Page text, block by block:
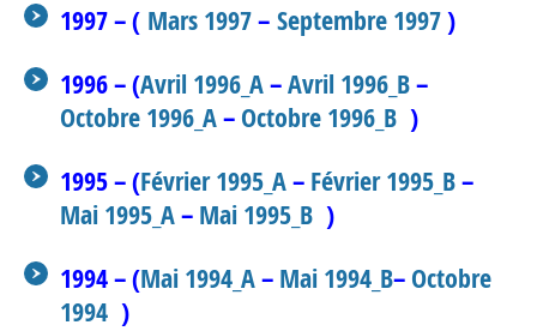
1997 – ( Mars 1997– Septembre 1997)
1996 – (Avril 1996_A–Avril 1996_B–
Octobre 1996_A– Octobre 1996_B )
1995 – (Février 1995_A– Février 1995_B–
Mai 1995_A– Mai 1995_B )
1994 – (Mai 1994_A– Mai 1994_B– Octobre
1994 )